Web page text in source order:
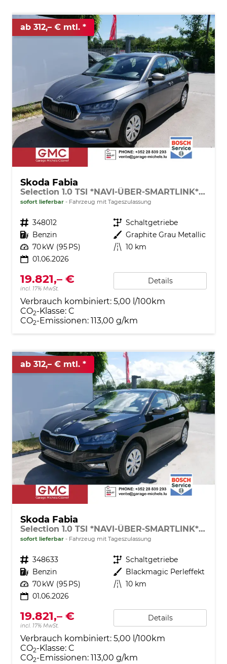
ab 312,– € mtl.
Skoda Fabia
Selection 1.0 TSI *NAVI-ÜBER-SMARTLINK*PDC-HI*LED*SHZ*KLIMA*RADIO
sofort lieferbar Fahrzeug mit Tageszulassung
Fahrzeugnr. 348012 Getriebe Schaltgetriebe
Kraftstoff Benzin Außenfarbe Graphite Grau Metallic
Leistung 70 kW (95 PS) Kilometerstand 10 km
01.06.2026
19.821,– €
incl. 17% MwSt.
Details
Verbrauch kombiniert: 5,00 l/100km
CO2-Klasse: C
CO2-Emissionen: 113,00 g/km
ab 312,– € mtl.
Skoda Fabia
Selection 1.0 TSI *NAVI-ÜBER-SMARTLINK*PDC-HI*LED*SHZ*KLIMA*RADIO
sofort lieferbar Fahrzeug mit Tageszulassung
Fahrzeugnr. 348633 Getriebe Schaltgetriebe
Kraftstoff Benzin Außenfarbe Blackmagic Perleffekt
Leistung 70 kW (95 PS) Kilometerstand 10 km
01.06.2026
19.821,– €
incl. 17% MwSt.
Details
Verbrauch kombiniert: 5,00 l/100km
CO2-Klasse: C
CO2-Emissionen: 113,00 g/km